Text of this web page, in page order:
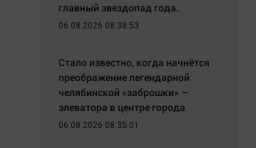
главный звездопад года.
06.08.2026 08:38:53
Стало известно, когда начнётся
преображение легендарной
челябинской «заброшки» —
элеватора в центре города
06.08.2026 08:35:01